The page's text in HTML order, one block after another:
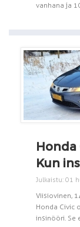
vanhana ja
Honda
Kun
Julkaistu: 01
Viisiovinen,
Honda Civic
insinööri. Se